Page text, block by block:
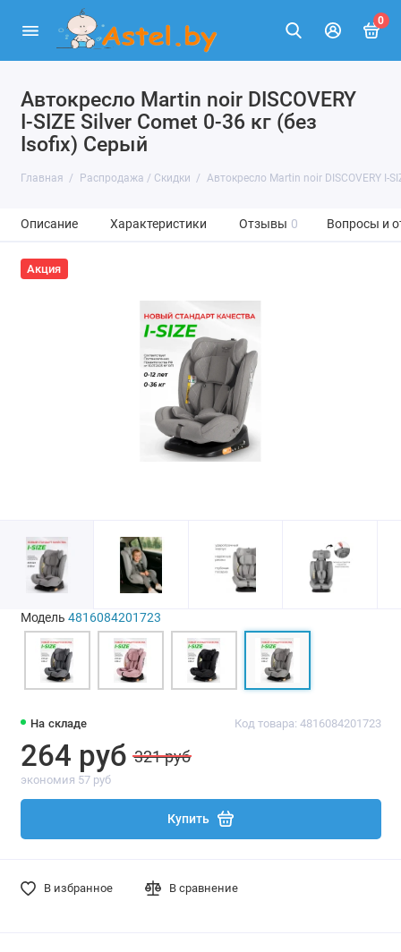
0
Автокресло Martin noir DISCOVERY
I-SIZE Silver Comet 0-36 кг (без
Isofix) Серый
Главная Распродажа / Скидки Автокресло Martin noir DISCOVERY I-
Описание Характеристики Отзывы 0 Вопросы и
Акция
На складе Код товара: 4816084201723
264 руб 321 руб
экономия 57 руб
Купить
В избранное В сравнение
Модель 4816084201723